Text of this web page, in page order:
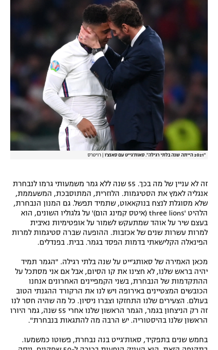
לוח דרושים – ג'ובנט
"2021 הייתה שנה בלתי רגילה". סאות'גייט עם סאנצ'ו רויטרס
זה לא עניין של מה בכך. 55 שנה ללא גמר משמעותי גרמו לנבחרת
אנגליה לאמץ את הסטיגמות. הלוזרית, המתוסבכת, המשעממת,
שלא מסוגלת לנצח בנוקאאוט, שתמיד תפשל. גם המנון הנבחרת,
הלהיט 'three lions (איטס קמינג הום)' על גלגוליו השונים, הוא
בעצם שיר על אוהד שמתעקש לשמור על אופטימיות נאיבית
למרות עשרות שנים של אכזבות. ההופעה שברה סטיגמות למרות
הפינאלה הקלישאתי בדמות הפסד בגמר. בבית. בפנדלים.
מכאן האמירה של סאותג'ייט על שנה בלתי רגילה. "הגמר תמיד
יהיה בראש שלנו, לא חצינו את קו הסיום, אבל אם אני מסתכל על
ההתקדמות של הנבחרת, בשני הקמפיינים האחרונים אנחנו
הכובשים המצטיינים באירופה ויש לנו את הרקורד ההגנתי הטוב
בעולם. הצעירים שלנו התחזקו וצברו ניסיון. כל מה שהיה חסר לנו
זה רק הניצחון בגמר, הגמר הראשון שלנו אחרי 55 שנה, גמר היורו
הראשון שלנו בהיסטוריה. יש הרבה מה להתגאות בנבחרת".
בחמש שנים בתפקיד, סאות'גייט בנה נבחרת, פשוטו כמשמעו.